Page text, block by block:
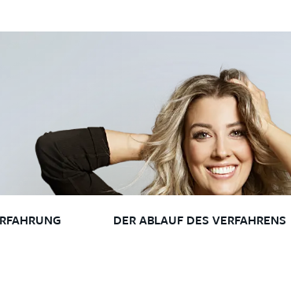
DER ABLAUF DES VERFAHRENS